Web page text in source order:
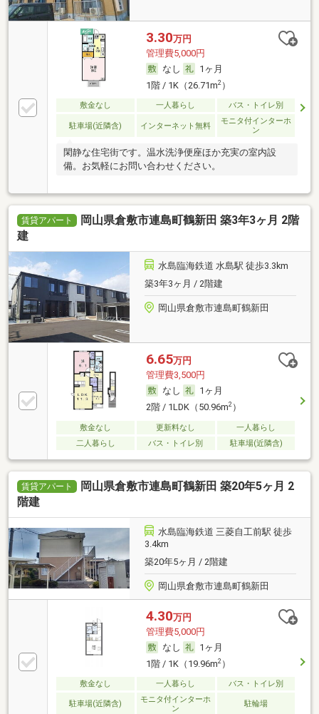
3.30万円
管理費5,000円
なし
1ヶ月
1階 / 1K（26.71m2）
敷金なし 一人暮らし バス・トイレ別
駐車場(近隣含) インターネット無料
モニタ付インターホ
ン
閑静な住宅街です。温水洗浄便座ほか充実の室内設
備。お気軽にお問い合わせください。
賃貸アパート
岡山県倉敷市連島町鶴新田 築3年3ヶ月 2階
建
水島臨海鉄道 水島駅 徒歩3.3km
築3年3ヶ月 / 2階建
岡山県倉敷市連島町鶴新田
6.65万円
管理費3,500円
なし
1ヶ月
2階 / 1LDK（50.96m2）
敷金なし 更新料なし
一人暮らし
二人暮らし
バス・トイレ別 駐車場(近隣含)
賃貸アパート
岡山県倉敷市連島町鶴新田 築20年5ヶ月 2
階建
水島臨海鉄道 三菱自工前駅 徒歩
3.4km
築20年5ヶ月 / 2階建
岡山県倉敷市連島町鶴新田
4.30万円
管理費5,000円
なし
1ヶ月
1階 / 1K（19.96m2）
敷金なし 一人暮らし バス・トイレ別
駐車場(近隣含)
モニタ付インターホ
ン
駐輪場